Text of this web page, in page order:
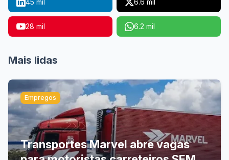
28 mil 6.2 mil
Mais lidas
Empregos
Transportes Marvel abre vagas